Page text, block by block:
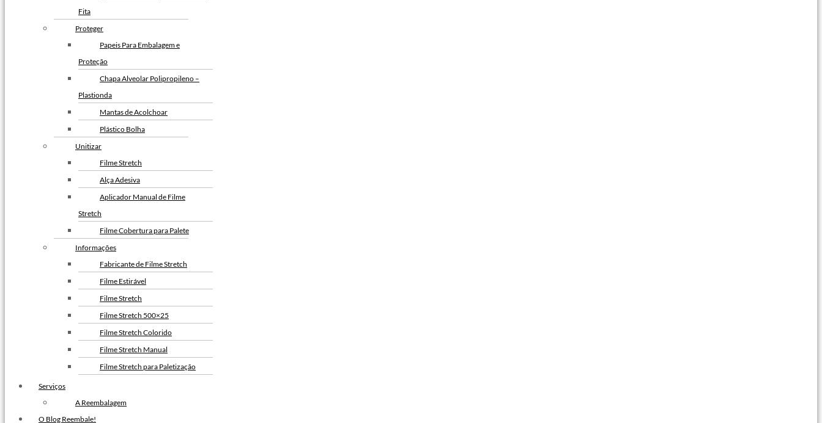
Envelope de Segurança com Logo
da Empresa
Inviolável
Correios Personalizado
Envelope de segurança para E-
commerce
Envelope de Segurança
Personalizado
Envelope Plástico de Segurança
Personalizado
Envelope de Segurança para
Correios
Fita
Proteger
Papeis Para Embalagem e
Proteção
Chapa Alveolar Polipropileno –
Plastionda
Mantas de Acolchoar
Plástico Bolha
Unitizar
Filme Stretch
Alça Adesiva
Aplicador Manual de Filme
Stretch
Filme Cobertura para Palete
Informações
Fabricante de Filme Stretch
Filme Estirável
Filme Stretch
Filme Stretch 500×25
Filme Stretch Colorido
Filme Stretch Manual
Filme Stretch para Paletização
Filme Stretch Preto
Serviços
A Reembalagem
O Blog Reembale!